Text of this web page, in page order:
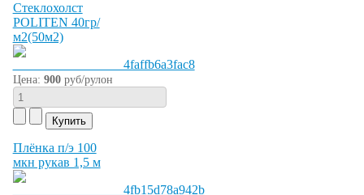
Стеклохолст
POLITEN 40гр/
м2(50м2)
Цена: 900руб/рулон
Плёнка п/э 100
мкн рукав 1,5 м